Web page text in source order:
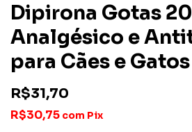
Dipirona Gotas
Analgésico e
para Cães e Gatos
R$31,70
R$30,75 com Pix